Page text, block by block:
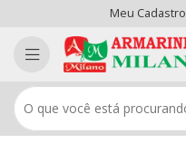
Meu Cadastro